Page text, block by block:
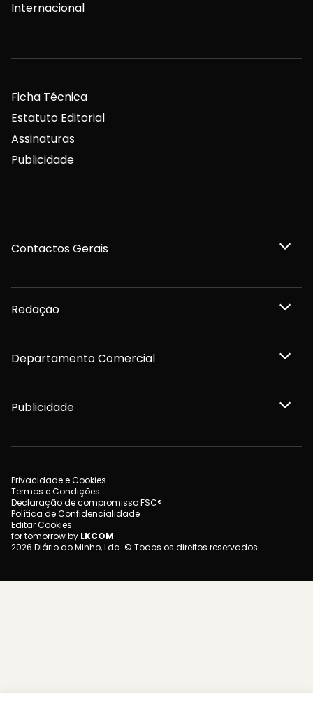
Internacional
Ficha Técnica
Estatuto Editorial
Assinaturas
Publicidade
Contactos Gerais
Redação
Departamento Comercial
Publicidade
Privacidade e Cookies
Termos e Condições
Declaração de compromisso FSC®
Política de Confidencialidade
Editar Cookies
for tomorrow by LKCOM
2026 Diário do Minho, Lda. © Todos os direitos reservados